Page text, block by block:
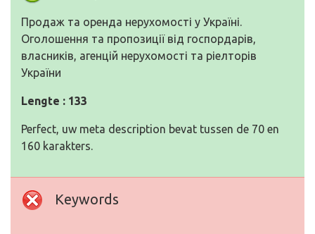
Продаж та оренда нерухомості у Україні.
Оголошення та пропозиції від госпордарів,
власників, агенцій нерухомості та ріелторів
України
Lengte : 133
Perfect, uw meta description bevat tussen de 70 en
160 karakters.
Keywords